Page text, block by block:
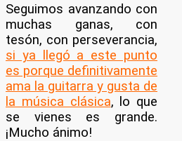
Seguimos avanzando con
muchas ganas, con
tesón, con perseverancia,
si ya llegó a este punto
es porque definitivamente
ama la guitarra y gusta de
la música clásica, lo que
se vienes es grande.
¡Mucho ánimo!